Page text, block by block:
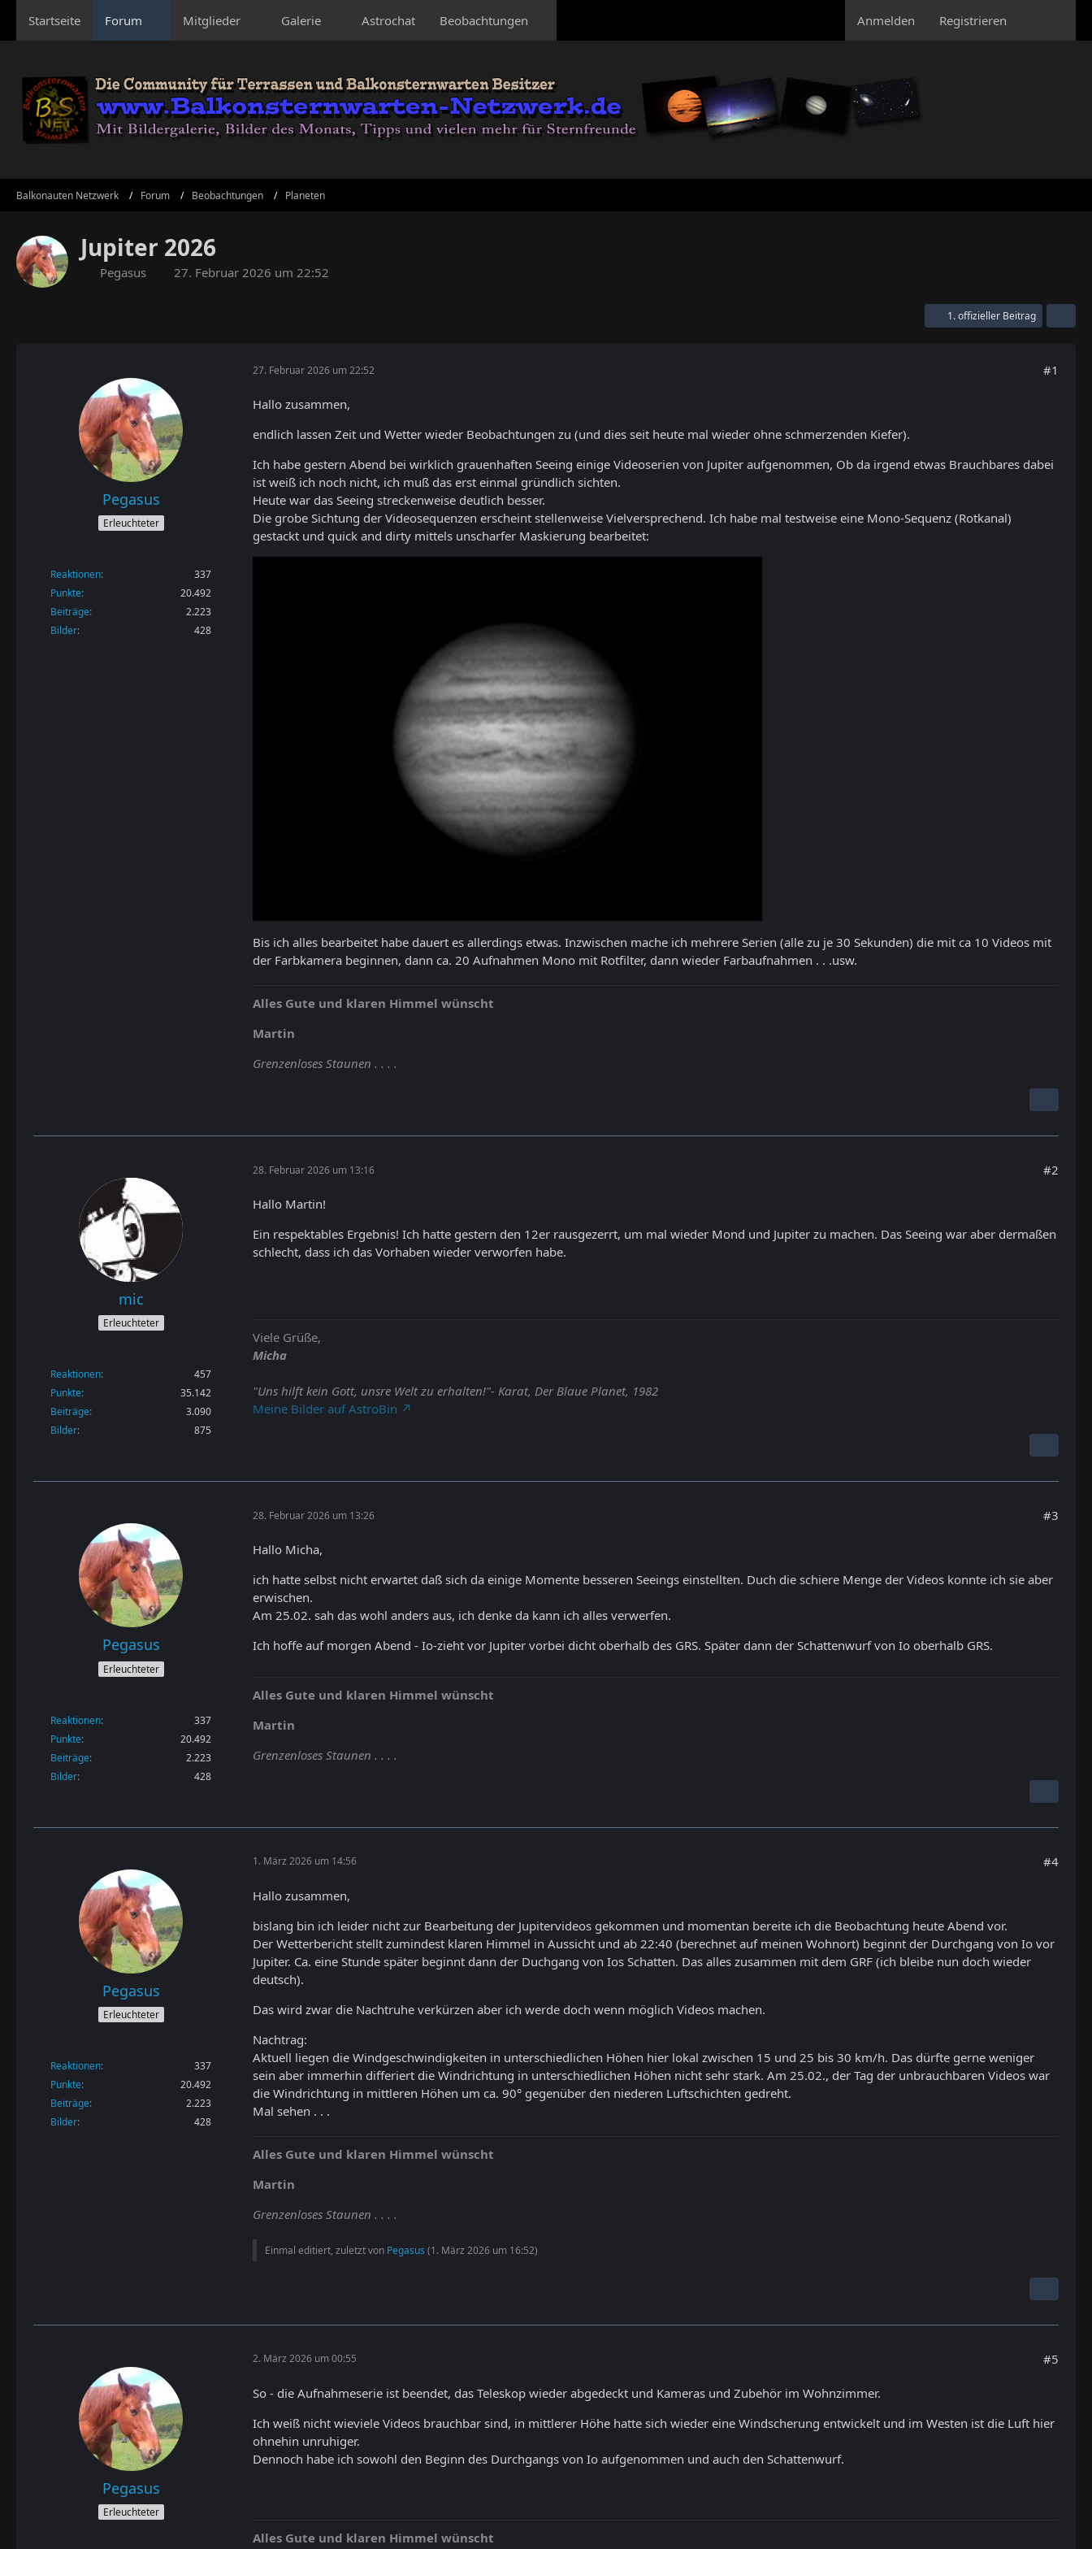
Startseite Forum Mitglieder Galerie Astrochat Beobachtungen Anmelden Registrieren
Balkonauten Netzwerk Forum Beobachtungen Planeten
Jupiter 2026
Pegasus 27. Februar 2026 um 22:52
1. offizieller Beitrag
Pegasus
Erleuchteter
Reaktionen
337
Punkte
20.492
Beiträge
2.223
Bilder
428
27. Februar 2026 um 22:52 #1
Hallo zusammen,
endlich lassen Zeit und Wetter wieder Beobachtungen zu (und dies seit heute mal wieder ohne schmerzenden Kiefer).
Ich habe gestern Abend bei wirklich grauenhaften Seeing einige Videoserien von Jupiter aufgenommen, Ob da irgend etwas Brauchbares dabei
ist weiß ich noch nicht, ich muß das erst einmal gründlich sichten.
Heute war das Seeing streckenweise deutlich besser.
Die grobe Sichtung der Videosequenzen erscheint stellenweise Vielversprechend. Ich habe mal testweise eine Mono-Sequenz (Rotkanal)
gestackt und quick and dirty mittels unscharfer Maskierung bearbeitet:
Bis ich alles bearbeitet habe dauert es allerdings etwas. Inzwischen mache ich mehrere Serien (alle zu je 30 Sekunden) die mit ca 10 Videos mit
der Farbkamera beginnen, dann ca. 20 Aufnahmen Mono mit Rotfilter, dann wieder Farbaufnahmen . . .usw.
Alles Gute und klaren Himmel wünscht
Martin
Grenzenloses Staunen . . . .
mic
Erleuchteter
Reaktionen
457
Punkte
35.142
Beiträge
3.090
Bilder
875
28. Februar 2026 um 13:16 #2
Hallo Martin!
Ein respektables Ergebnis! Ich hatte gestern den 12er rausgezerrt, um mal wieder Mond und Jupiter zu machen. Das Seeing war aber dermaßen
schlecht, dass ich das Vorhaben wieder verworfen habe.
Viele Grüße,
Micha
"Uns hilft kein Gott, unsre Welt zu erhalten!"- Karat, Der Blaue Planet, 1982
Meine Bilder auf AstroBin
Pegasus
Erleuchteter
Reaktionen
337
Punkte
20.492
Beiträge
2.223
Bilder
428
28. Februar 2026 um 13:26 #3
Hallo Micha,
ich hatte selbst nicht erwartet daß sich da einige Momente besseren Seeings einstellten. Duch die schiere Menge der Videos konnte ich sie aber
erwischen.
Am 25.02. sah das wohl anders aus, ich denke da kann ich alles verwerfen.
Ich hoffe auf morgen Abend - Io-zieht vor Jupiter vorbei dicht oberhalb des GRS. Später dann der Schattenwurf von Io oberhalb GRS.
Alles Gute und klaren Himmel wünscht
Martin
Grenzenloses Staunen . . . .
Pegasus
Erleuchteter
Reaktionen
337
Punkte
20.492
Beiträge
2.223
Bilder
428
1. März 2026 um 14:56 #4
Hallo zusammen,
bislang bin ich leider nicht zur Bearbeitung der Jupitervideos gekommen und momentan bereite ich die Beobachtung heute Abend vor.
Der Wetterbericht stellt zumindest klaren Himmel in Aussicht und ab 22:40 (berechnet auf meinen Wohnort) beginnt der Durchgang von Io vor
Jupiter. Ca. eine Stunde später beginnt dann der Duchgang von Ios Schatten. Das alles zusammen mit dem GRF (ich bleibe nun doch wieder
deutsch).
Das wird zwar die Nachtruhe verkürzen aber ich werde doch wenn möglich Videos machen.
Nachtrag:
Aktuell liegen die Windgeschwindigkeiten in unterschiedlichen Höhen hier lokal zwischen 15 und 25 bis 30 km/h. Das dürfte gerne weniger
sein aber immerhin differiert die Windrichtung in unterschiedlichen Höhen nicht sehr stark. Am 25.02., der Tag der unbrauchbaren Videos war
die Windrichtung in mittleren Höhen um ca. 90° gegenüber den niederen Luftschichten gedreht.
Mal sehen . . .
Alles Gute und klaren Himmel wünscht
Martin
Grenzenloses Staunen . . . .
Einmal editiert, zuletzt von Pegasus (1. März 2026 um 16:52)
Pegasus
Erleuchteter
2. März 2026 um 00:55 #5
So - die Aufnahmeserie ist beendet, das Teleskop wieder abgedeckt und Kameras und Zubehör im Wohnzimmer.
Ich weiß nicht wieviele Videos brauchbar sind, in mittlerer Höhe hatte sich wieder eine Windscherung entwickelt und im Westen ist die Luft hier
ohnehin unruhiger.
Dennoch habe ich sowohl den Beginn des Durchgangs von Io aufgenommen und auch den Schattenwurf.
Alles Gute und klaren Himmel wünscht